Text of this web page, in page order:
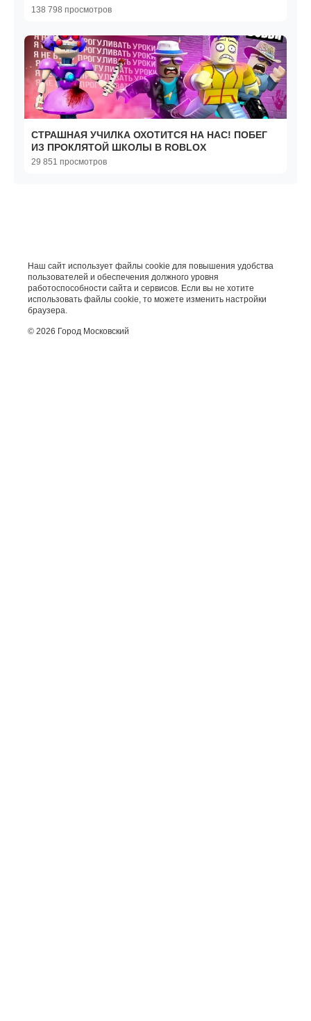
Garry`s Mod
138 798 просмотров
СТРАШНАЯ УЧИЛКА ОХОТИТСЯ НА НАС! ПОБЕГ
ИЗ ПРОКЛЯТОЙ ШКОЛЫ В ROBLOX
29 851 просмотров
Наш сайт использует файлы cookie для повышения удобства
пользователей и обеспечения должного уровня
работоспособности сайта и сервисов. Если вы не хотите
использовать файлы cookie, то можете изменить настройки
браузера.
© 2026 Город Московский